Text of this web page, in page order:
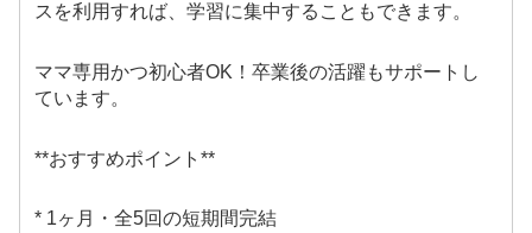
スを利用すれば、学習に集中することもできます。
ママ専用かつ初心者OK！卒業後の活躍もサポートし
ています。
**おすすめポイント**
* 1ヶ月・全5回の短期間完結